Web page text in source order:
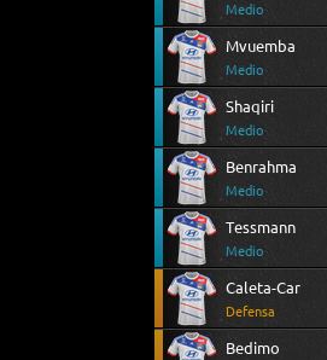
Medio
Mvuemba
Medio
Shaqiri
Medio
Benrahma
Medio
Tessmann
Medio
Caleta-Car
Defensa
Bedimo